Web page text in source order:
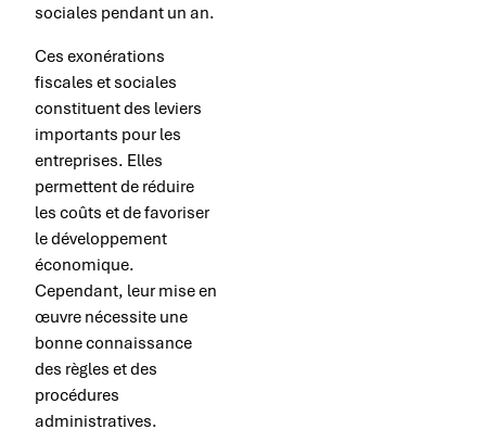
sociales pendant un an.
Ces exonérations
fiscales et sociales
constituent des leviers
importants pour les
entreprises. Elles
permettent de réduire
les coûts et de favoriser
le développement
économique.
Cependant, leur mise en
œuvre nécessite une
bonne connaissance
des règles et des
procédures
administratives.